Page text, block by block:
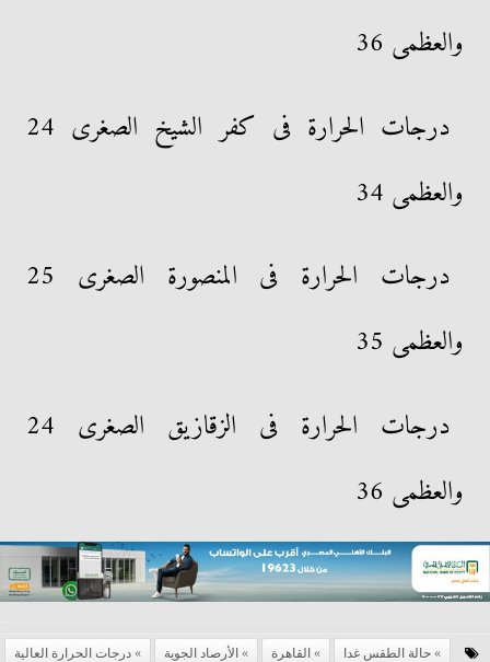
والعظمى 36
درجات الحرارة فى كفر الشيخ الصغرى 24
والعظمى 34
درجات الحرارة فى المنصورة الصغرى 25
والعظمى 35
درجات الحرارة فى الزقازيق الصغرى 24
والعظمى 36
حالة الطقس غدا القاهرة الأرصاد الجوية درجات الحرارة العالية